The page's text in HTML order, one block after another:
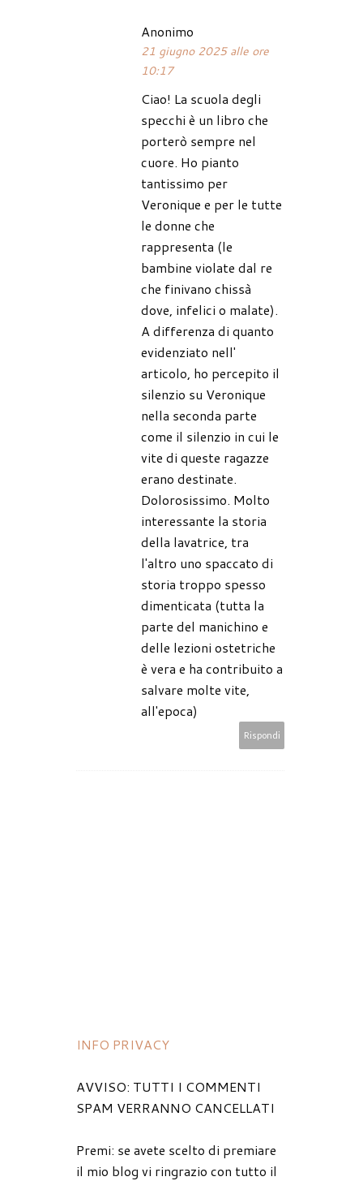
Anonimo
21 giugno 2025 alle ore
10:17
Ciao! La scuola degli
specchi è un libro che
porterò sempre nel
cuore. Ho pianto
tantissimo per
Veronique e per le tutte
le donne che
rappresenta (le
bambine violate dal re
che finivano chissà
dove, infelici o malate).
A differenza di quanto
evidenziato nell'
articolo, ho percepito il
silenzio su Veronique
nella seconda parte
come il silenzio in cui le
vite di queste ragazze
erano destinate.
Dolorosissimo. Molto
interessante la storia
della lavatrice, tra
l'altro uno spaccato di
storia troppo spesso
dimenticata (tutta la
parte del manichino e
delle lezioni ostetriche
è vera e ha contribuito a
salvare molte vite,
all'epoca)
Rispondi
INFO PRIVACY
AVVISO: TUTTI I COMMENTI
SPAM VERRANNO CANCELLATI
Premi: se avete scelto di premiare
il mio blog vi ringrazio con tutto il